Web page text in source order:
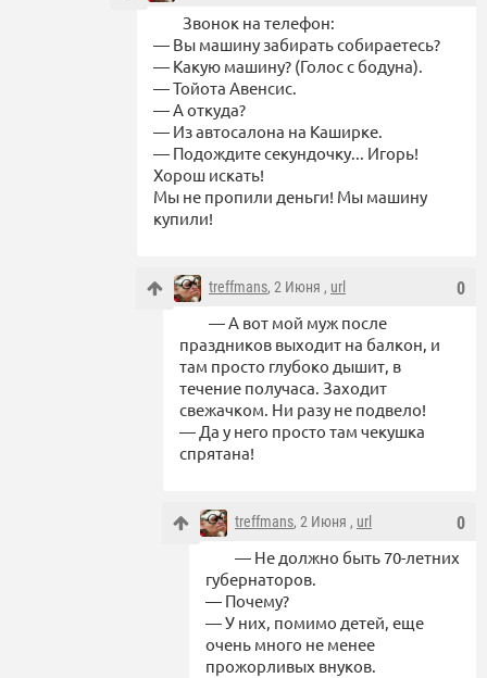
Звонок на телефон:
— Вы машину забирать собираетесь?
— Какую машину? (Голос с бодуна).
— Тойота Авенсис.
— А откуда?
— Из автосалона на Каширке.
— Подождите секундочку... Игорь!
Хорош искать!
Мы не пропили деньги! Мы машину
купили!
0
treffmans, 2 Июня , url
— А вот мой муж после
праздников выходит на балкон, и
там просто глубоко дышит, в
течение получаса. Заходит
свежачком. Ни разу не подвело!
— Да у него просто там чекушка
спрятана!
0
treffmans, 2 Июня , url
— Не должно быть 70-летних
губернаторов.
— Почему?
— У них, помимо детей, еще
очень много не менее
прожорливых внуков.